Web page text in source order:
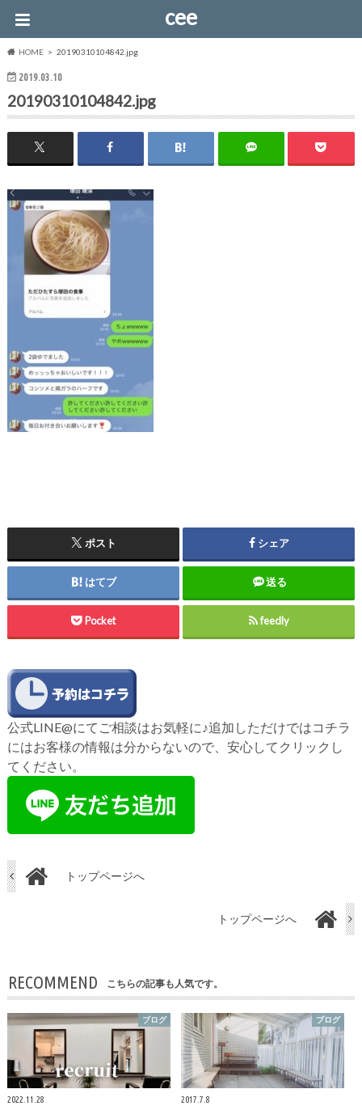
cee
HOME 20190310104842.jpg
2019.03.10
20190310104842.jpg
ポスト シェア
はてブ 送る
Pocket feedly
公式LINE@にてご相談はお気軽に♪追加しただけではコチラ
にはお客様の情報は分からないので、安心してクリックし
てください。
トップページへ
トップページへ
RECOMMEND こちらの記事も人気です。
ブログ
2022.11.28
ブログ
2017.7.8